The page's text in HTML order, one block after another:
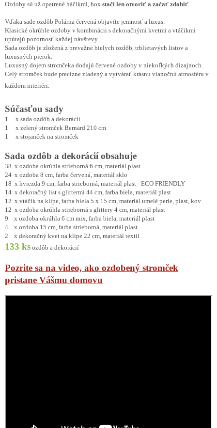
Ozdoby sú už opatrené háčikmi, box stačí len otvoriť a začať zdobiť
Vďaka sade ozdôb Polárna červená objavíte jemnosť a luxus.
Klasické okrúhle ozdoby v kombinácii s dekoračnými kvetmi a vtáčikmi
upútajú pozornosť každej návštevy.
Sada ozdôb je zložená z prevažne bielych ozdôb, trblietavých listov a
luxusných pierok.
Luxusný dojem stromčeka dodajú červené ozdoby v niekoľkých dizajnoch.
Celý stromček bude precízne zladený a vytvárať krásnu vianočnú atmosféru v
každom interiéri.
Súčasťou sady
1 x sada ozdôb a dekorácií
1 x zelený stromček Bernard 210 cm
1 x stojanček na stromček
Sada ozdôb a dekorácií obsahuje
38 x ozdoba okrúhla strieborná 6 cm, materiál plast
24 x ozdoba 8 cm, farba červená, materiál sklo
18 x hviezda 9 cm, farba strieborná, materiál plast - ECO FRIENDLY
14 x dekoračný list s glittermi 44 cm, farba biela, materiál plast
12 x vtáčik na klipe, farba biela 5 x 15 cm, materiál umelé perie, plast, kov
12 x ozdoba okrúhla strieborná s glittery 4 cm, materiál plast
9 x ozdoba okrúhla 6 cm mix, farba biela, materiál plast
4 x ozdoba 15 cm, farba strieborná, materiál plast
2 x dekoračný kvet na klipe 22 cm, materiál textil
133 ks ozdôb a dekorácií
Pozrite sa na video, ako ozdobený stromček
pristane Vášmu domovu